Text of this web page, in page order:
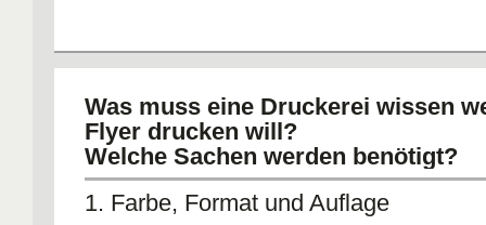
Was muss eine Druckerei wissen
Flyer drucken will?
Welche Sachen werden benötigt?
1. Farbe, Format und Auflage